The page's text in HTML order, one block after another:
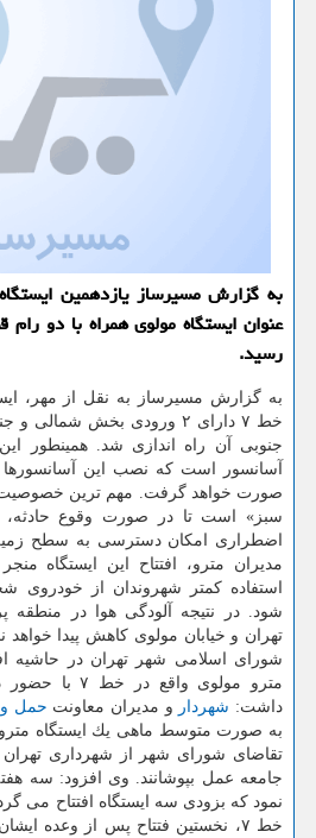
عنوان ایستگاه مولوی همراه با دو
رسید.
به گزارش مسیرساز به نقل از مهر،
خط ۷ دارای ۲ ورودی بخش
جنوبی آن راه اندازی شد. همینطور این
صورت خواهد گرفت. مهم ترین خصوصیت
سبز» است تا در صورت وقوع حادثه،
اضطراری امكان دسترسی به سطح
مدیران مترو، افتتاح این ایستگاه
استفاده كمتر شهروندان از
شود. در نتیجه آلودگی هوا در منطقه
تهران و خیابان مولوی كاهش پیدا
شورای اسلامی شهر تهران در حاشیه
مترو مولوی واقع
داشت: شهردار و مدیران معاونت حمل
به صورت متوسط ماهی یك ایستگاه مترو
تقاضای شورای شهر از شهرداری
جامعه عمل بپوشانند. وی افزود: سه
نمود كه بزودی سه ایستگاه افتتاح می
خط ۷، نخستین فتتاح پس از وعده